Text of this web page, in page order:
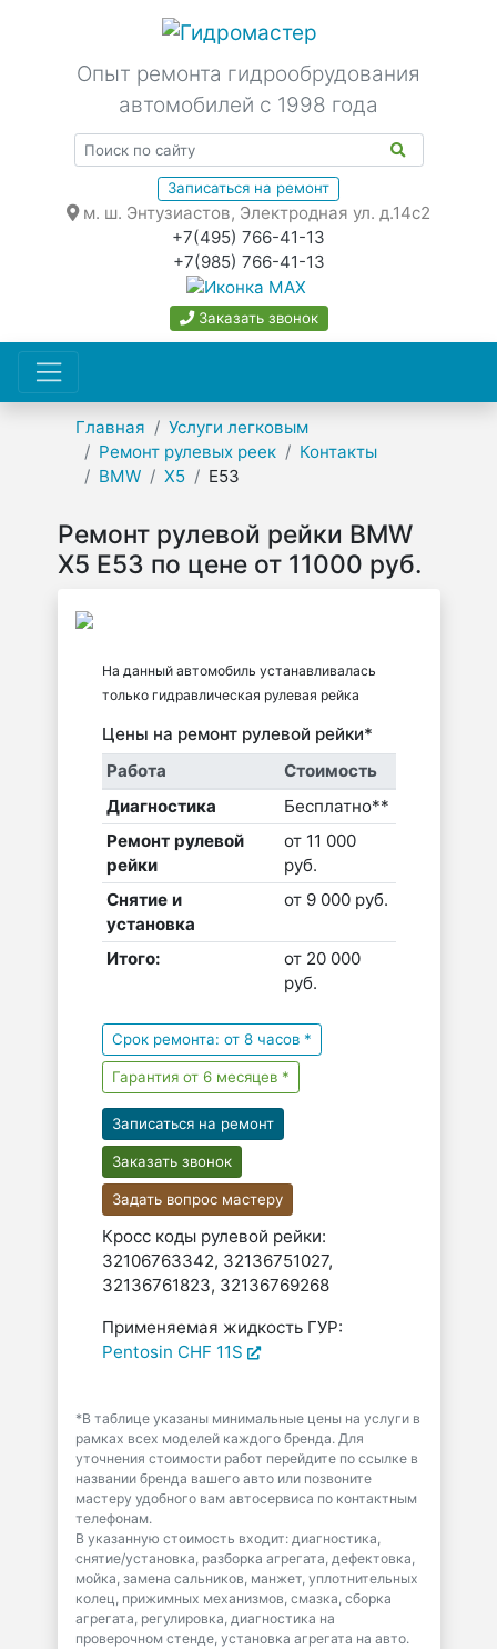
Опыт ремонта гидрообрудования
автомобилей с 1998 года
Записаться на ремонт
м. ш. Энтузиастов, Электродная ул. д.14с2
+7(495) 766-41-13
+7(985) 766-41-13
Заказать звонок
Главная
Услуги легковым
Ремонт рулевых реек
Контакты
BMW
X5 E53
Ремонт рулевой рейки BMW
X5 E53 по цене от 11000 руб.
На данный автомобиль устанавливалась
только гидравлическая рулевая рейка
Цены на ремонт рулевой рейки*
Работа
Стоимость
Диагностика
Бесплатно**
Ремонт рулевой
рейки
от 11 000
руб.
Снятие и
установка
от 9 000 руб.
Итого:
от 20 000
руб.
Срок ремонта: от 8 часов *
Гарантия от 6 месяцев *
Записаться на ремонт
Заказать звонок
Задать вопрос мастеру
Кросс коды рулевой рейки:
32106763342, 32136751027,
32136761823, 32136769268
Применяемая жидкость ГУР:
Pentosin CHF 11S
*В таблице указаны минимальные цены на услуги в
рамках всех моделей каждого бренда. Для
уточнения стоимости работ перейдите по ссылке в
названии бренда вашего авто или позвоните
мастеру удобного вам автосервиса по контактным
телефонам.
В указанную стоимость входит: диагностика,
снятие/установка, разборка агрегата, дефектовка,
мойка, замена сальников, манжет, уплотнительных
колец, прижимных механизмов, смазка, сборка
агрегата, регулировка, диагностика на
проверочном стенде, установка агрегата на авто.